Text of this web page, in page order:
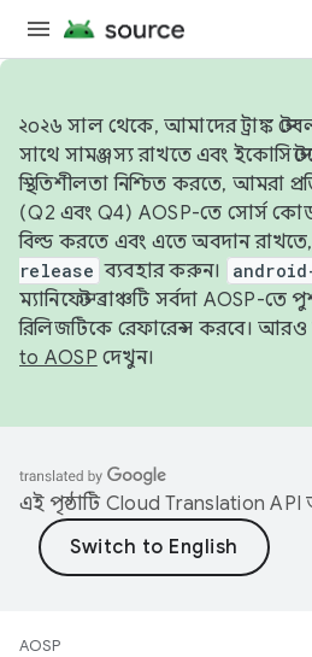
২০২৬ সাল থেকে, আমাদের ট্রাঙ্ক
সাথে সামঞ্জস্য রাখতে এবং
স্থিতিশীলতা নিশ্চিত করতে, আমরা
(Q2 এবং Q4) AOSP-তে সোর্স
বিল্ড করতে এবং এতে অবদান রাখতে,
release ব্যবহার করুন।
ম্যানিফেস্ট ব্রাঞ্চটি সর্বদা AOSP-তে
রিলিজটিকে রেফারেন্স করবে।
to AOSP দেখুন।
এই পৃষ্ঠাটি Cloud Translation API
AOSP